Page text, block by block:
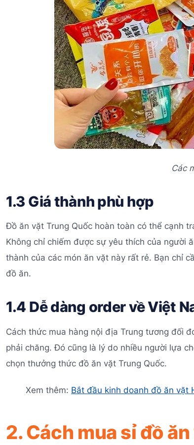
Các
1.3 Giá thành phù hợp
Đồ ăn vặt Trung Quốc hoàn toàn có thể cạnh
Không chỉ chiếm được sự yêu thích của người
thành của các món ăn vặt này rất rẻ. Bạn chỉ
đồ ăn.
1.4 Dễ dàng order về Việt
Cách thức mua hàng nội địa Trung tương đối
phải chăng. Đó cũng là lý do nhiều người lựa
chọn thưởng thức đồ ăn vặt Trung Quốc.
Xem thêm: Bắt đầu kinh doanh đồ ăn vặt
2. Cách mua sỉ đồ